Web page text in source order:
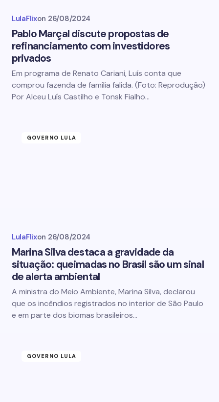
LulaFlixon 26/08/2024
Pablo Marçal discute propostas de
refinanciamento com investidores
privados
Em programa de Renato Cariani, Luís conta que
comprou fazenda de família falida. (Foto: Reprodução)
Por Alceu Luís Castilho e Tonsk Fialho…
GOVERNO LULA
LulaFlixon 26/08/2024
Marina Silva destaca a gravidade da
situação: queimadas no Brasil são um sinal
de alerta ambiental
A ministra do Meio Ambiente, Marina Silva, declarou
que os incêndios registrados no interior de São Paulo
e em parte dos biomas brasileiros…
GOVERNO LULA